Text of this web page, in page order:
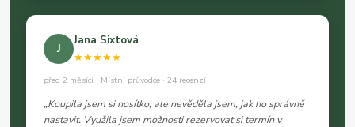
J
Jana Sixtová
★★★★★
před 2 měsíci · Místní průvodce · 24 recenzí
„Koupila jsem si nosítko, ale nevěděla jsem, jak ho správně
nastavit. Využila jsem možnosti rezervovat si termín v